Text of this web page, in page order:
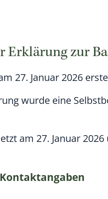
Erklärung zur
27. Januar 2026
wurde eine
am 27. Januar